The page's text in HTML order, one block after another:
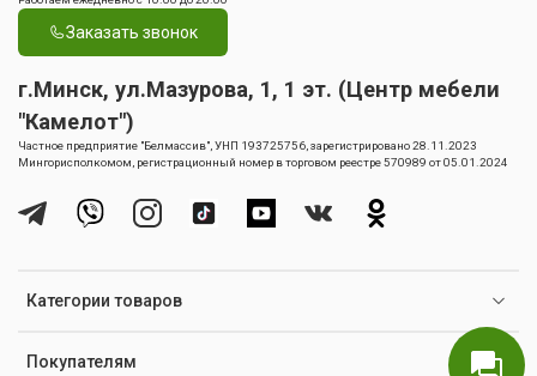
Категории товаров
Покупателям
Заказать звонок
г.Минск, ул.Мазурова, 1, 1 эт. (Центр мебели
"Камелот")
Частное предприятие "Белмассив", УНП 193725756, зарегистрировано 28.11.2023
Мингорисполкомом, регистрационный номер в торговом реестре 570989 от 05.01.2024